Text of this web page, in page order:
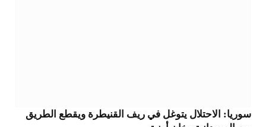
سوريا: الاحتلال يتوغل في ريف القنيطرة ويقطع الطريق